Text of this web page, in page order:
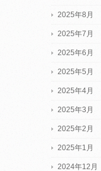
2025年8月
2025年7月
2025年6月
2025年5月
2025年4月
2025年3月
2025年2月
2025年1月
2024年12月